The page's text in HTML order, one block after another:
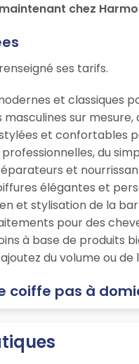
chez
ses tarifs.
et classiques
sur
et confortables
du
et
élégantes et
et stylisation de la
pour des
à base de produits
du volume ou
coiffe pas à